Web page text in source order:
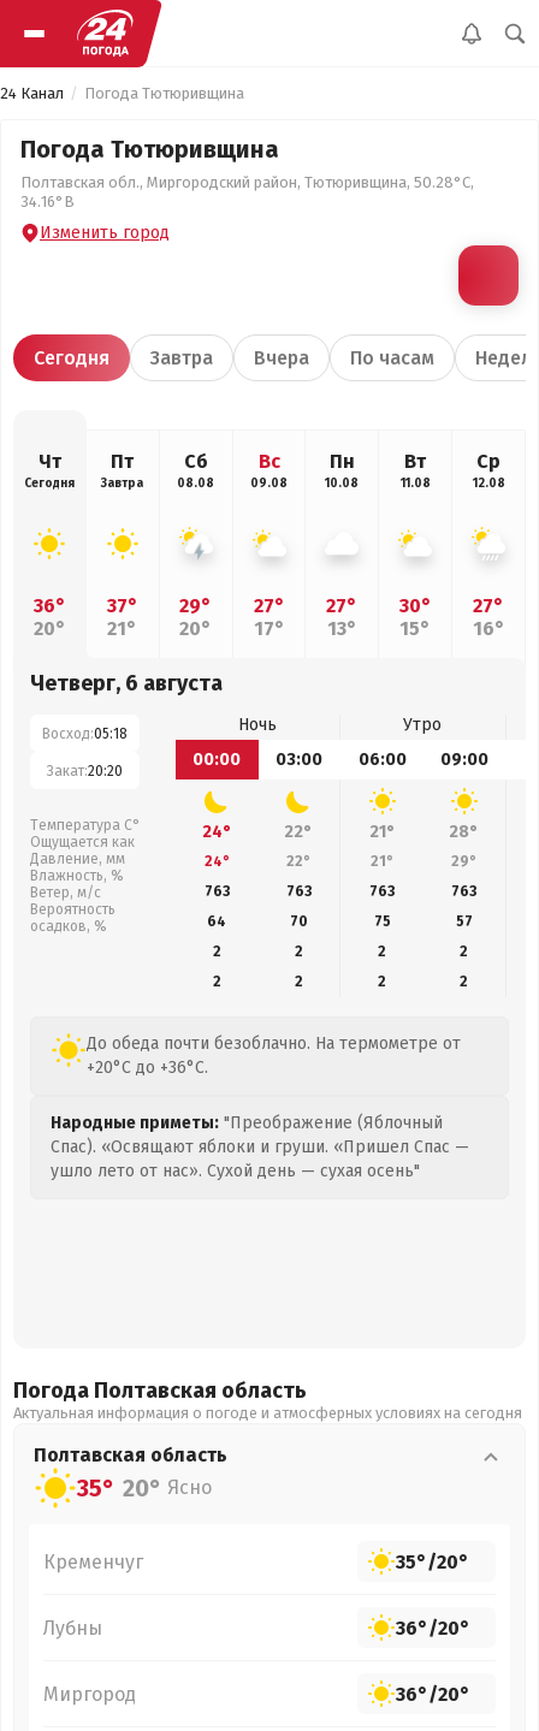
24 Канал Погода Тютюривщина
Погода Тютюривщина
Полтавская обл., Миргородский район, Тютюривщина, 50.28°С,
34.16°В
Изменить город
Сегодня Завтра Вчера По часам
Чт
Сегодня
36°
20°
Пт
Завтра
37°
21°
Сб
08.08
29°
20°
Вс
09.08
27°
17°
Пн
10.08
27°
13°
Вт
11.08
30°
15°
Ср
12.08
27°
16°
Четверг, 6 августа
Восход:05:18
Закат:20:20
Температура С°
Ощущается как
Давление, мм
Влажность, %
Ветер, м/с
Вероятность
осадков, %
Ночь
Утро
00:00
03:00 06:00 09:00
24° 22° 21° 28°
24° 22° 21° 29°
763
763 763 763
64
70 75 57
2
2 2
2
2
2 2 2
До обеда почти безоблачно. На термометре от
+20°C до +36°C.
Народные приметы: "Преображение (Яблочный
Спас). «Освящают яблоки и груши. «Пришел Спас —
ушло лето от нас». Сухой день — сухая осень"
Погода Полтавская область
Актуальная информация о погоде и атмосферных условиях на сегодня
Полтавская область
35° 20° Ясно
Кременчуг 35°/20°
Лубны 36°/20°
Миргород 36°/20°